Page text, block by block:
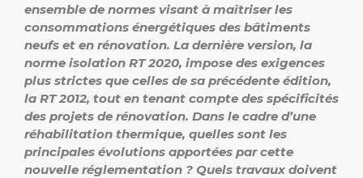
ensemble de normes visant à maîtriser les
consommations énergétiques des bâtiments
neufs et en rénovation. La dernière version, la
norme isolation RT 2020, impose des exigences
plus strictes que celles de sa précédente édition,
la RT 2012, tout en tenant compte des spécificités
des projets de rénovation. Dans le cadre d’une
réhabilitation thermique, quelles sont les
principales évolutions apportées par cette
nouvelle réglementation ? Quels travaux doivent